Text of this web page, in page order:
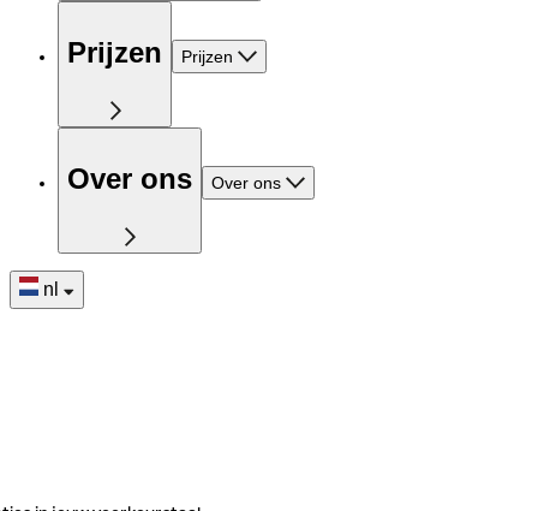
Prijzen Prijzen
Over ons Over ons
nl